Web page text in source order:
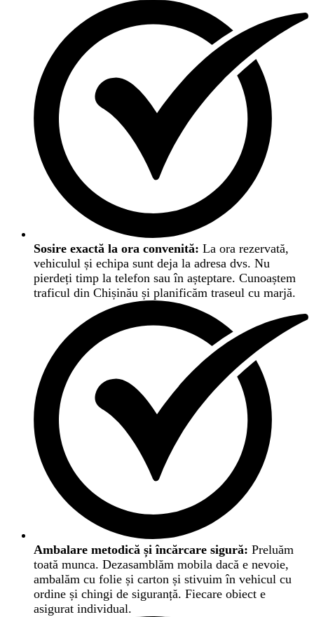
Sosire exactă la ora convenită: La ora rezervată,
vehiculul și echipa sunt deja la adresa dvs. Nu
pierdeți timp la telefon sau în așteptare. Cunoaștem
traficul din Chișinău și planificăm traseul cu marjă.
Ambalare metodică și încărcare sigură: Preluăm
toată munca. Dezasamblăm mobila dacă e nevoie,
ambalăm cu folie și carton și stivuim în vehicul cu
ordine și chingi de siguranță. Fiecare obiect e
asigurat individual.